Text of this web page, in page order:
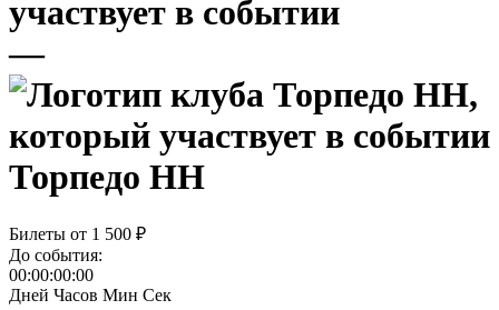
—
Торпедо НН
Билеты от 1 500 ₽
До события:
00:00:00:00
Дней Часов Мин Сек